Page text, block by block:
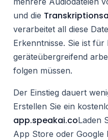
und die
verarbeitet all diese
Erkenntnisse. Sie ist
geräteübergreifend
folgen müssen.
Der Einstieg dauert
Erstellen Sie ein
app.speakai.coLaden
App Store oder Google